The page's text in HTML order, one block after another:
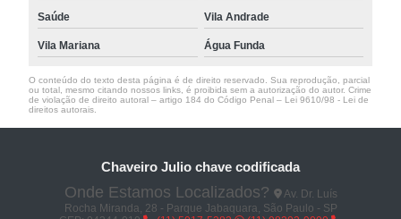
Saúde Vila Andrade
Vila Mariana Água Funda
O conteúdo do texto desta página é de direito reservado. Sua reprodução, parcial
ou total, mesmo citando nossos links, é proibida sem a autorização do autor. Crime
de violação de direito autoral – artigo 184 do Código Penal – Lei 9610/98 - Lei de
direitos autorais
Chaveiro Julio chave codificada
Onde Estamos Localizados?
Av. Dr. Luís
Rocha Miranda, 28 - Parque Jabaquara, São Paulo - SP